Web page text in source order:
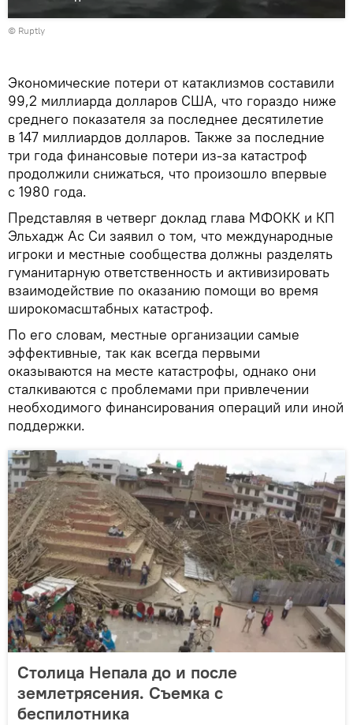
© Ruptly
Экономические потери от катаклизмов составили
99,2 миллиарда долларов США, что гораздо ниже
среднего показателя за последнее десятилетие
в 147 миллиардов долларов. Также за последние
три года финансовые потери из-за катастроф
продолжили снижаться, что произошло впервые
с 1980 года.
Представляя в четверг доклад глава МФОКК и КП
Эльхадж Ас Си заявил о том, что международные
игроки и местные сообщества должны разделять
гуманитарную ответственность и активизировать
взаимодействие по оказанию помощи во время
широкомасштабных катастроф.
По его словам, местные организации самые
эффективные, так как всегда первыми
оказываются на месте катастрофы, однако они
сталкиваются с проблемами при привлечении
необходимого финансирования операций или иной
поддержки.
Столица Непала до и после
землетрясения. Съемка с
беспилотника